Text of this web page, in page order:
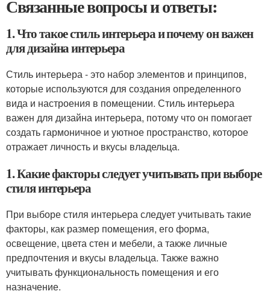
Связанные вопросы и ответы:
1. Что такое стиль интерьера и почему он важен
для дизайна интерьера
Стиль интерьера - это набор элементов и принципов,
которые используются для создания определенного
вида и настроения в помещении. Стиль интерьера
важен для дизайна интерьера, потому что он помогает
создать гармоничное и уютное пространство, которое
отражает личность и вкусы владельца.
1. Какие факторы следует учитывать при выборе
стиля интерьера
При выборе стиля интерьера следует учитывать такие
факторы, как размер помещения, его форма,
освещение, цвета стен и мебели, а также личные
предпочтения и вкусы владельца. Также важно
учитывать функциональность помещения и его
назначение.